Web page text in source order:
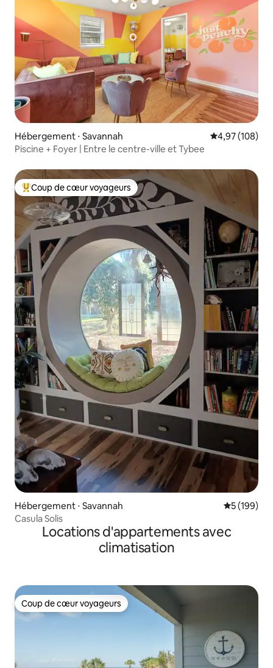
Hébergement ⋅ Savannah Évaluation
4,97 (108)
Piscine + Foyer | Entre le centre-ville et Tybee
Coups de cœur voyageurs les plus appréciés
Coup de cœur voyageurs
Hébergement ⋅ Savannah Évaluation
5 (199)
Casula Solis
Locations d'appartements avec
climatisation
Coup de cœur voyageurs
Coup de cœur voyageurs